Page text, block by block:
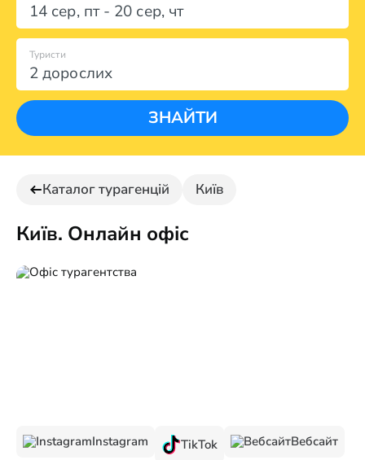
14 сер, пт- 20 сер, чт
2 дорослих
Туристи
ЗНАЙТИ
Каталог турагенцій Київ
Київ. Онлайн офіс
Instagram TikTok Вебсайт